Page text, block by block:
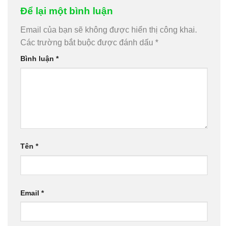
Để lại một bình luận
Email của bạn sẽ không được hiển thị công khai.
Các trường bắt buộc được đánh dấu *
Bình luận *
Tên *
Email *